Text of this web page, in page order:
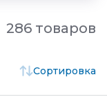
286 товаров
Сортировка